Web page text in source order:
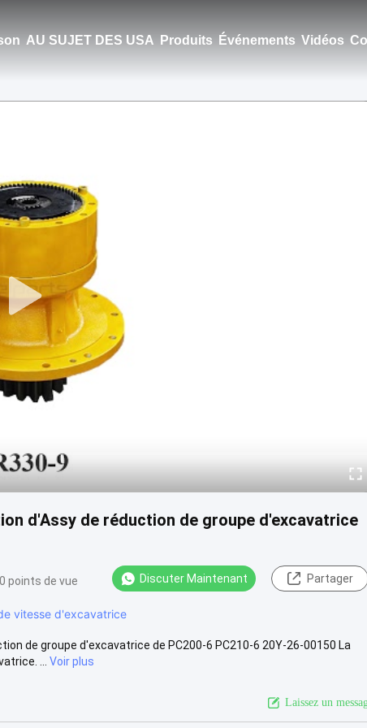
AU SUJET DES USA Produits Événements Vidéos
d'Assy de réduction de groupe d'excavatrice
points de vue Discuter Maintenant Partager
vitesse d'excavatrice
de groupe d'excavatrice de PC200-6 PC210-6 20Y-26-00150 La
...
Voir plus
Laissez un